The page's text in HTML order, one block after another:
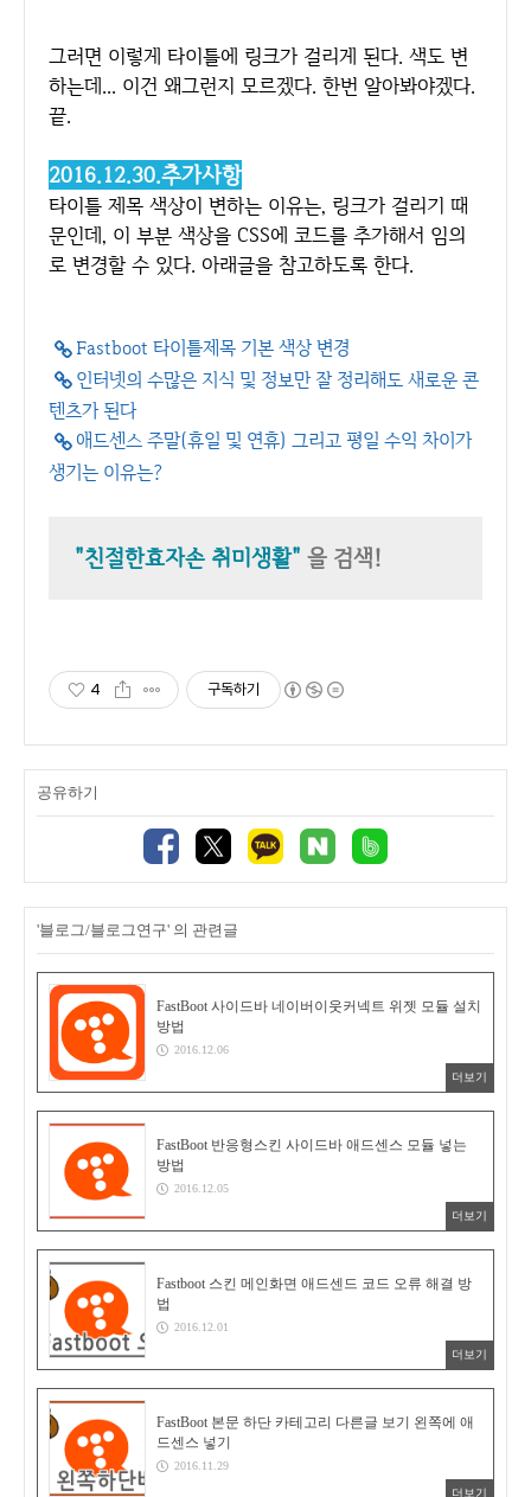
그러면 이렇게 타이틀에 링크가 걸리게 된다. 색도 변
하는데... 이건 왜그런지 모르겠다. 한번 알아봐야겠다.
끝.
2016.12.30.추가사항
타이틀 제목 색상이 변하는 이유는, 링크가 걸리기 때
문인데, 이 부분 색상을 CSS에 코드를 추가해서 임의
로 변경할 수 있다. 아래글을 참고하도록 한다.
Fastboot 타이틀제목 기본 색상 변경
인터넷의 수많은 지식 및 정보만 잘 정리해도 새로운 콘
텐츠가 된다
애드센스 주말(휴일 및 연휴) 그리고 평일 수익 차이가
생기는 이유는?
"친절한효자손 취미생활" 을 검색!
4 구독하기
공유하기
'블로그/블로그연구' 의 관련글
FastBoot 사이드바 네이버이웃커넥트 위젯 모듈 설치
방법
2016.12.06
더보기
FastBoot 반응형스킨 사이드바 애드센스 모듈 넣는
방법
2016.12.05
더보기
Fastboot 스킨 메인화면 애드센드 코드 오류 해결 방
법
2016.12.01
더보기
FastBoot 본문 하단 카테고리 다른글 보기 왼쪽에 애
드센스 넣기
2016.11.29
더보기